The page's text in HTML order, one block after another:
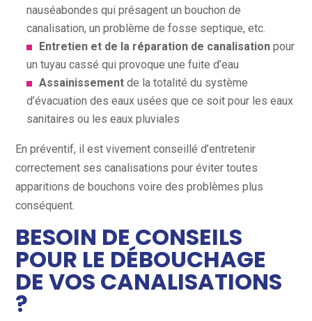
nauséabondes qui présagent un bouchon de
canalisation, un problème de fosse septique, etc.
Entretien et de la réparation de canalisation pour
un tuyau cassé qui provoque une fuite d’eau
Assainissement de la totalité du système
d’évacuation des eaux usées que ce soit pour les eaux
sanitaires ou les eaux pluviales
En préventif, il est vivement conseillé d’entretenir
correctement ses canalisations pour éviter toutes
apparitions de bouchons voire des problèmes plus
conséquent.
BESOIN DE CONSEILS
POUR LE DÉBOUCHAGE
DE VOS CANALISATIONS
?